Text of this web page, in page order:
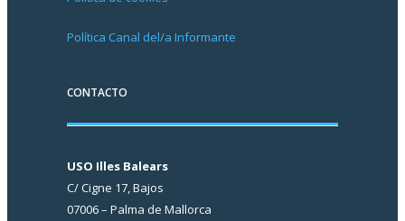
Política Canal del/a Informante
CONTACTO
USO Illes Balears
C/ Cigne 17, Bajos
07006 – Palma de Mallorca